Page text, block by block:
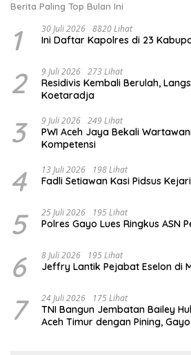
Berita Paling Top Bulan Ini
1 30 Juli 2026 8820 Lihat
Ini Daftar Kapolres di 23
2 9 Juli 2026 273 Lihat
Residivis Kembali Berulah,
Koetaradja
3 9 Juli 2026 249 Lihat
PWI Aceh Jaya Bekali
Kompetensi
4 13 Juli 2026 198 Lihat
Fadli Setiawan Kasi Pidsus
5 25 Juli 2026 195 Lihat
Polres Gayo Lues Ringkus ASN
6 8 Juli 2026 195 Lihat
Jeffry Lantik Pejabat Eselon di
7 24 Juli 2026 175 Lihat
TNI Bangun Jembatan Bailey
Aceh Timur dengan Pining,